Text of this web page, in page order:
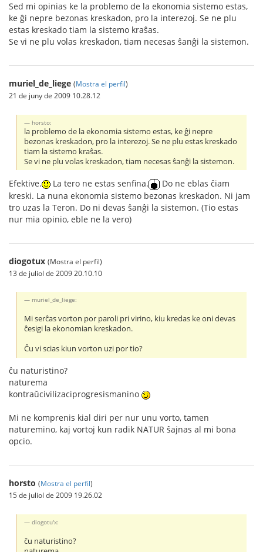
Sed mi opinias ke la problemo de la ekonomia sistemo estas,
ke ĝi nepre bezonas kreskadon, pro la interezoj. Se ne plu
estas kreskado tiam la sistemo kraŝas.
Se vi ne plu volas kreskadon, tiam necesas ŝanĝi la sistemon.
muriel_de_liege (Mostra el perfil)
21 de juny de 2009 10.28.12
horsto:
la problemo de la ekonomia sistemo estas, ke ĝi nepre
bezonas kreskadon, pro la interezoj. Se ne plu estas kreskado
tiam la sistemo kraŝas.
Se vi ne plu volas kreskadon, tiam necesas ŝanĝi la sistemon.
Efektive. La tero ne estas senfina.
Do ne eblas ĉiam
kreski. La nuna ekonomia sistemo bezonas kreskadon. Ni jam
tro uzas la Teron. Do ni devas ŝanĝi la sistemon. (Tio estas
nur mia opinio, eble ne la vero)
diogotux (Mostra el perfil)
13 de juliol de 2009 20.10.10
muriel_de_liege:
Mi serĉas vorton por paroli pri virino, kiu kredas ke oni devas
ĉesigi la ekonomian kreskadon.
Ĉu vi scias kiun vorton uzi por tio?
ĉu naturistino?
naturema
kontraŭcivilizaciprogresismanino
Mi ne komprenis kial diri per nur unu vorto, tamen
naturemino, kaj vortoj kun radik NATUR ŝajnas al mi bona
opcio.
horsto (Mostra el perfil)
15 de juliol de 2009 19.26.02
diogotu'x:
ĉu naturistino?